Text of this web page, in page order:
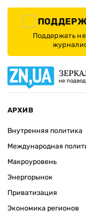
Поддержать
не
АРХИВ
Внутренняя политика
Международная
Макроуровень
Энергорынок
Приватизация
Экономика регионов